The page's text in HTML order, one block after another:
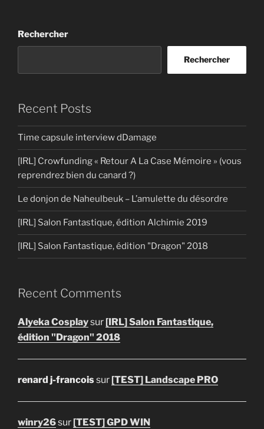
Rechercher
Rechercher
Recent Posts
Time capsule interview dDamage
[IRL] Crowfunding « Retour A La Case Mémoire » (vous
reprendrez bien du canard ?)
Le donjon de Naheulbeuk – L’amulette du désordre
[IRL] Salon Fantastique, édition Alchimie 2019
[IRL] Salon Fantastique, édition "Dragon" 2018
Recent Comments
Alyeka Cosplaysur [IRL] Salon Fantastique,
édition "Dragon" 2018
renard j-francoissur [TEST] Landscape PRO
winry26sur [TEST] GPD WIN